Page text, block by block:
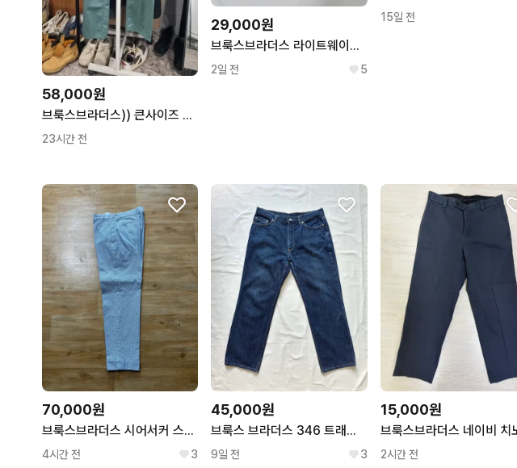
58,000원
브룩스브라더스)) 큰사이즈 치노팬츠 41~42 2번착용
23시간 전
29,000원
브룩스브라더스 라이트웨이트 스트래치 치노팬츠 슬랙스 바지 정장 수트 36
2일 전 5
15일 전
70,000원
브룩스브라더스 시어서커 스트라이프 팬츠 W32
4시간 전 3
45,000원
브룩스 브라더스 346 트래디셔널 핏 진청 데님 35
9일 전 3
15,000원
2시간 전